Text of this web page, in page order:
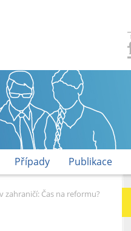
Případy Publikace
Čas na reformu?